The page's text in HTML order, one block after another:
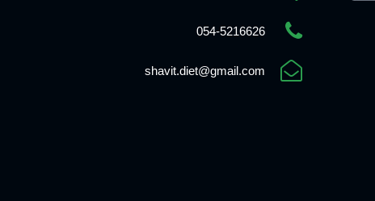
054-5216626
shavit.diet@gmail.com